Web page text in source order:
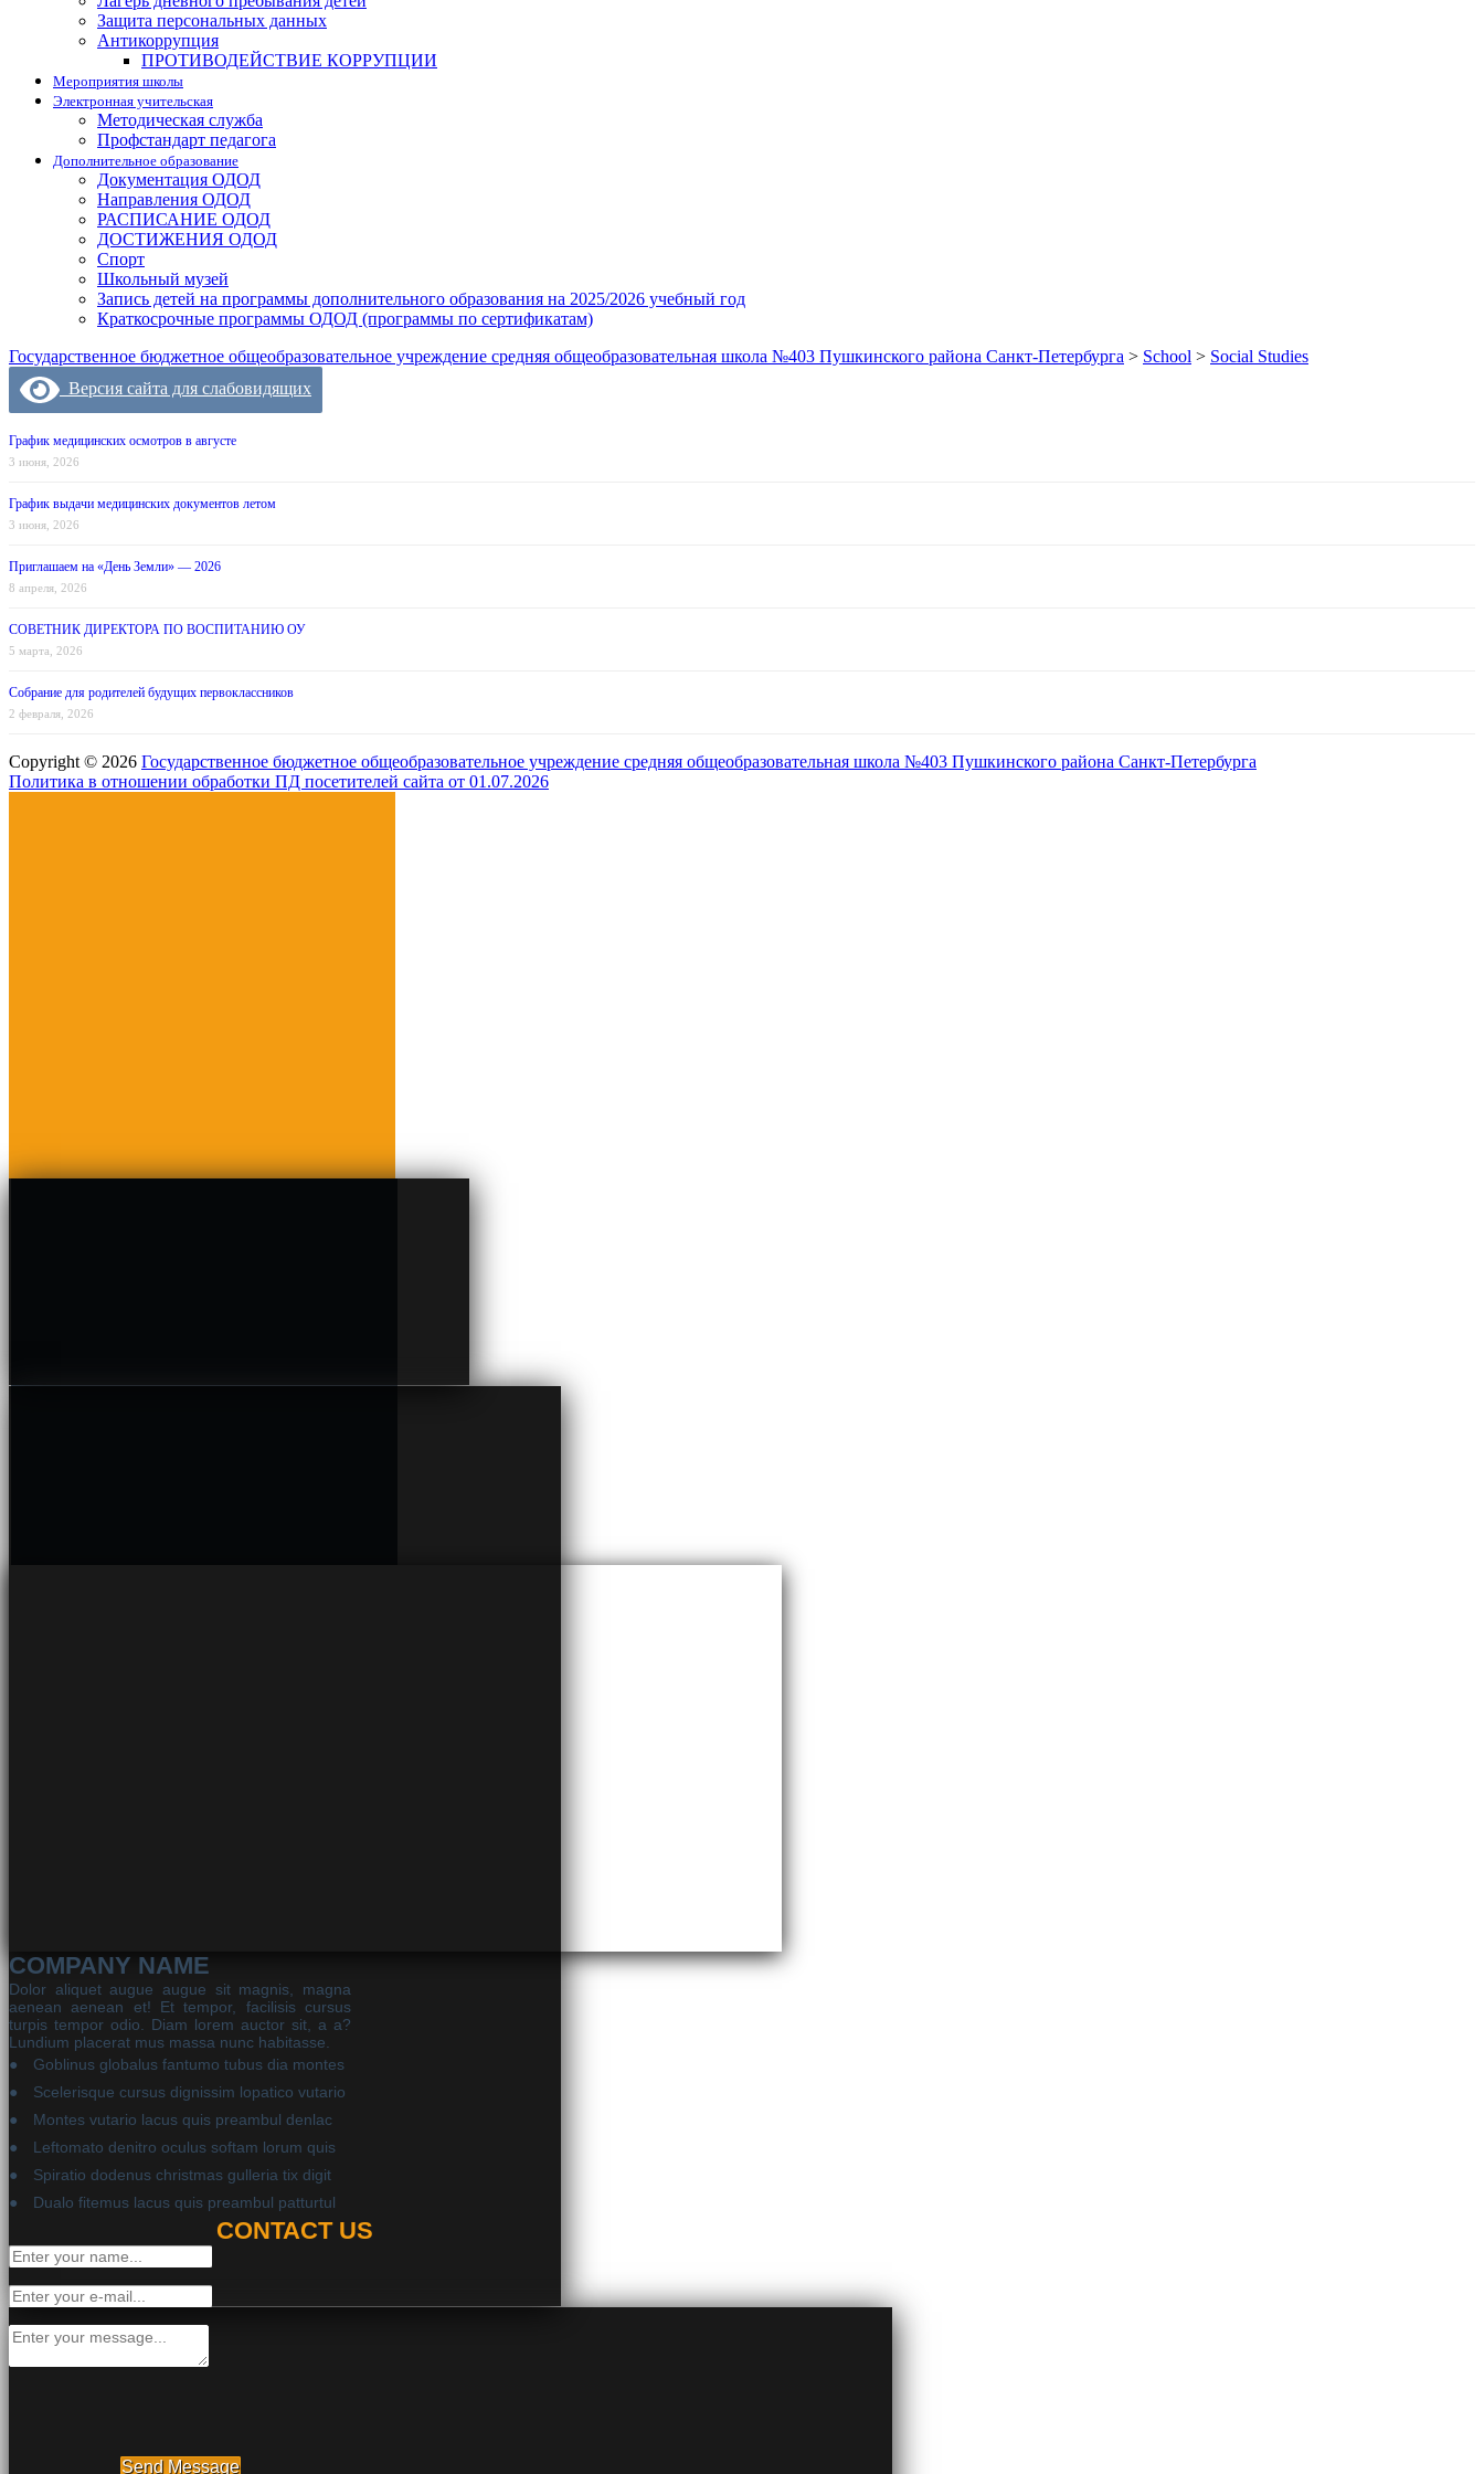
Защита персональных данных
Антикоррупция
ПРОТИВОДЕЙСТВИЕ КОРРУПЦИИ
Мероприятия школы
Электронная учительская
Методическая служба
Профстандарт педагога
Дополнительное образование
Документация ОДОД
Направления ОДОД
РАСПИСАНИЕ ОДОД
ДОСТИЖЕНИЯ ОДОД
Спорт
Школьный музей
Запись детей на программы дополнительного образования на 2025/2026 учебный год
Краткосрочные программы ОДОД (программы по сертификатам)
Государственное бюджетное общеобразовательное учреждение средняя общеобразовательная школа №403 Пушкинского района Санкт-Петербурга > School > Social Studies
Версия сайта для слабовидящих
График медицинских осмотров в августе
3 июня, 2026
График выдачи медицинских документов летом
3 июня, 2026
Приглашаем на «День Земли» — 2026
8 апреля, 2026
СОВЕТНИК ДИРЕКТОРА ПО ВОСПИТАНИЮ ОУ
5 марта, 2026
Собрание для родителей будущих первоклассников
2 февраля, 2026
Copyright © 2026 Государственное бюджетное общеобразовательное учреждение средняя общеобразовательная школа №403 Пушкинского района Санкт-Петербурга
Политика в отношении обработки ПД посетителей сайта от 01.07.2026
COMPANY NAME
Dolor aliquet augue augue sit magnis, magna
aenean aenean et! Et tempor, facilisis cursus
turpis tempor odio. Diam lorem auctor sit, a a?
Lundium placerat mus massa nunc habitasse.
Goblinus globalus fantumo tubus dia montes
Scelerisque cursus dignissim lopatico vutario
Montes vutario lacus quis preambul denlac
Leftomato denitro oculus softam lorum quis
Spiratio dodenus christmas gulleria tix digit
Dualo fitemus lacus quis preambul patturtul
CONTACT US
Send Message